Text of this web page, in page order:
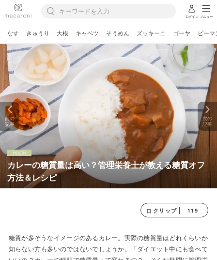
ログイン メニュー
なす きゅうり 大根 キャベツ そうめん ズッキーニ ゴーヤ ピーマ
カレーの糖質量は高い？管理栄養士が教える糖質オフ
方法＆レシピ
前の
記事
次の
記事
クリップ 119
糖質が多そうなイメージのあるカレー。実際の糖質量はどれくらいか
知らない方も多いのではないでしょうか。「ダイエット中にも食べて